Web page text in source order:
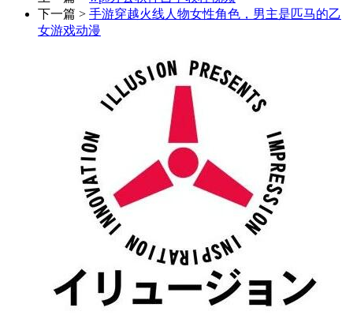
下一篇 > 手游穿越火线人物女性角色，男主是匹马的乙
女游戏动漫